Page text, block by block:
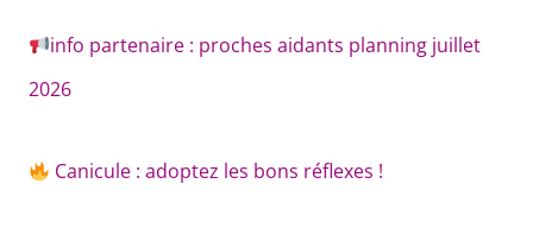
info partenaire : proches aidants planning juillet
2026
Canicule : adoptez les bons réflexes !